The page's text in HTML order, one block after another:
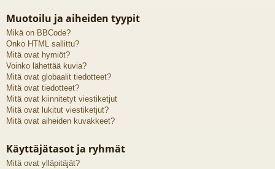
Muotoilu ja aiheiden tyypit
Mikä on BBCode?
Onko HTML sallittu?
Mitä ovat hymiöt?
Voinko lähettää kuvia?
Mitä ovat globaalit tiedotteet?
Mitä ovat tiedotteet?
Mitä ovat kiinnitetyt viestiketjut
Mitä ovat lukitut viestiketjut?
Mitä ovat aiheiden kuvakkeet?
Käyttäjätasot ja ryhmät
Mitä ovat ylläpitäjät?